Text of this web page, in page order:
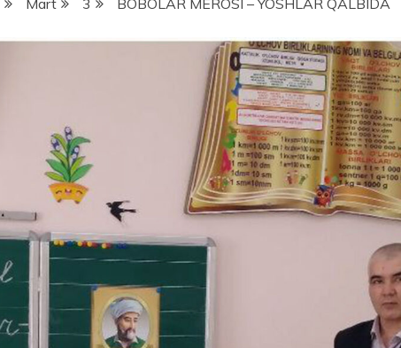
Mart 3 BOBOLAR MEROSI – YOSHLAR QALBIDA